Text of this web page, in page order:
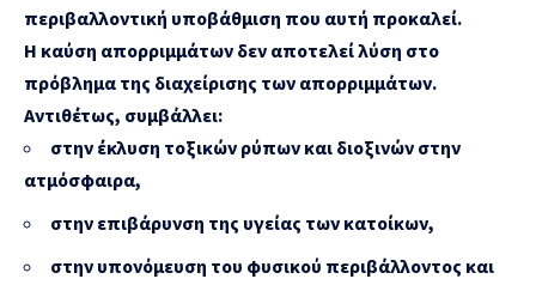
περιβαλλοντική υποβάθμιση που αυτή προκαλεί.
Η καύση απορριμμάτων δεν αποτελεί λύση στο
πρόβλημα της διαχείρισης των απορριμμάτων.
Αντιθέτως, συμβάλλει:
στην έκλυση τοξικών ρύπων και διοξινών στην
ατμόσφαιρα,
στην επιβάρυνση της υγείας των κατοίκων,
στην υπονόμευση του φυσικού περιβάλλοντος και